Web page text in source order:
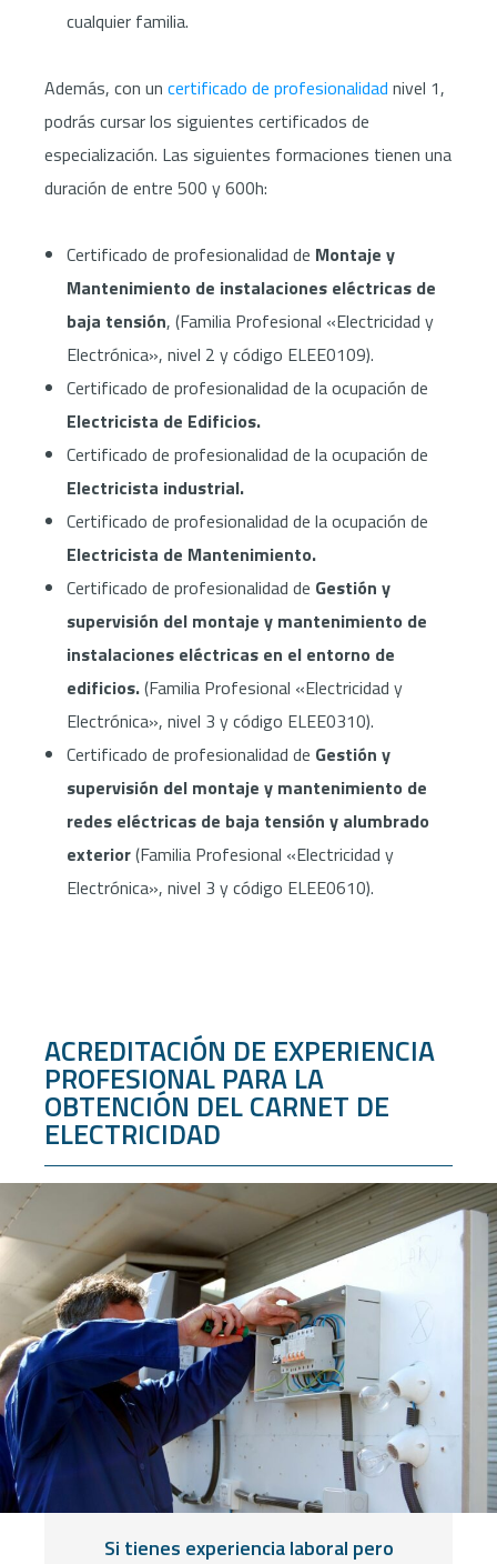
cualquier familia.
Además, con un certificado de profesionalidad nivel 1,
podrás cursar los siguientes certificados de
especialización. Las siguientes formaciones tienen una
duración de entre 500 y 600h:
Certificado de profesionalidad de Montaje y
Mantenimiento de instalaciones eléctricas de
baja tensión, (Familia Profesional «Electricidad y
Electrónica», nivel 2 y código ELEE0109).
Certificado de profesionalidad de la ocupación de
Electricista de Edificios.
Certificado de profesionalidad de la ocupación de
Electricista industrial.
Certificado de profesionalidad de la ocupación de
Electricista de Mantenimiento.
Certificado de profesionalidad de Gestión y
supervisión del montaje y mantenimiento de
instalaciones eléctricas en el entorno de
edificios.(Familia Profesional «Electricidad y
Electrónica», nivel 3 y código ELEE0310).
Certificado de profesionalidad de Gestión y
supervisión del montaje y mantenimiento de
redes eléctricas de baja tensión y alumbrado
exterior(Familia Profesional «Electricidad y
Electrónica», nivel 3 y código ELEE0610).
ACREDITACIÓN DE EXPERIENCIA
PROFESIONAL PARA LA
OBTENCIÓN DEL CARNET DE
ELECTRICIDAD​
Si tienes experiencia laboral pero